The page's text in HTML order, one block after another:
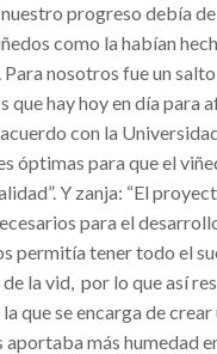
progreso debía
como la habían
Para nosotros fue un
que hay hoy en día para
con la
óptimas para que el
Y zanja: “El
para el
permitía tener todo el
la vid, por lo que así
que se encarga de
más humedad